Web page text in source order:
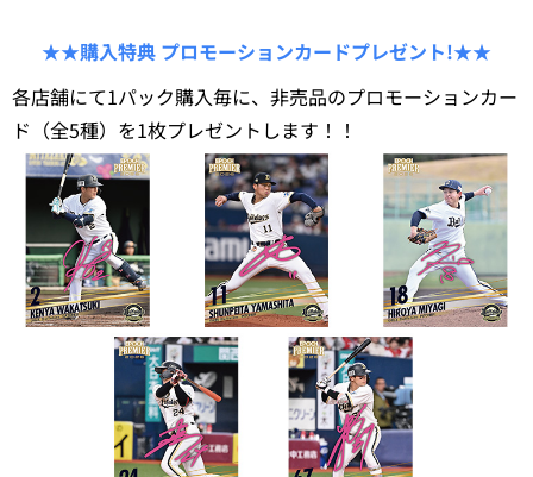
★★購入特典 プロモーションカードプレゼント!★★
各店舗にて1パック購入毎に、非売品のプロモーションカー
ド（全5種）を1枚プレゼントします！！